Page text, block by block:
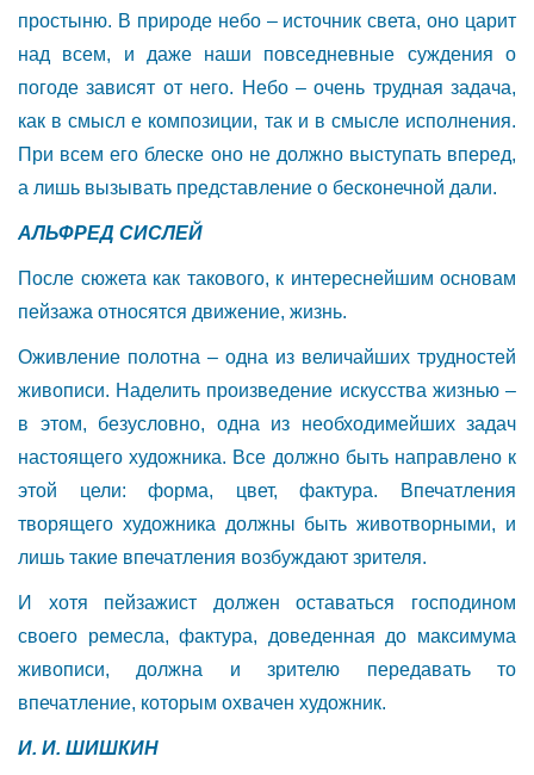
простыню. В природе небо – источник света, оно царит
над всем, и даже наши повседневные суждения о
погоде зависят от него. Небо – очень трудная задача,
как в смысл е композиции, так и в смысле исполнения.
При всем его блеске оно не должно выступать вперед,
а лишь вызывать представление о бесконечной дали.
АЛЬФРЕД СИСЛЕЙ
После сюжета как такового, к интереснейшим основам
пейзажа относятся движение, жизнь.
Оживление полотна – одна из величайших трудностей
живописи. Наделить произведение искусства жизнью –
в этом, безусловно, одна из необходимейших задач
настоящего художника. Все должно быть направлено к
этой цели: форма, цвет, фактура. Впечатления
творящего художника должны быть животворными, и
лишь такие впечатления возбуждают зрителя.
И хотя пейзажист должен оставаться господином
своего ремесла, фактура, доведенная до максимума
живописи, должна и зрителю передавать то
впечатление, которым охвачен художник.
И. И. ШИШКИН